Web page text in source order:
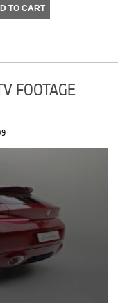
TO CART
FOOTAGE